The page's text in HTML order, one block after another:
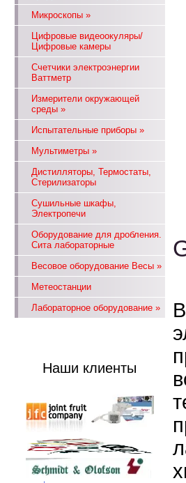
Микроскопы»
Цифровые видеоокуляры/
Цифровые камеры
Счетчики электроэнергии
Ваттметр
Измерители окружающей
среды»
Испытательные приборы»
Мультиметры»
Дистилляторы, Термостаты,
Стерилизаторы
Сушильные шкафы,
Электропечи
Оборудование для дробления.
Сита лабораторные
Весовое оборудование Весы»
Метеостанции
Лабораторное оборудование»
Наши клиенты